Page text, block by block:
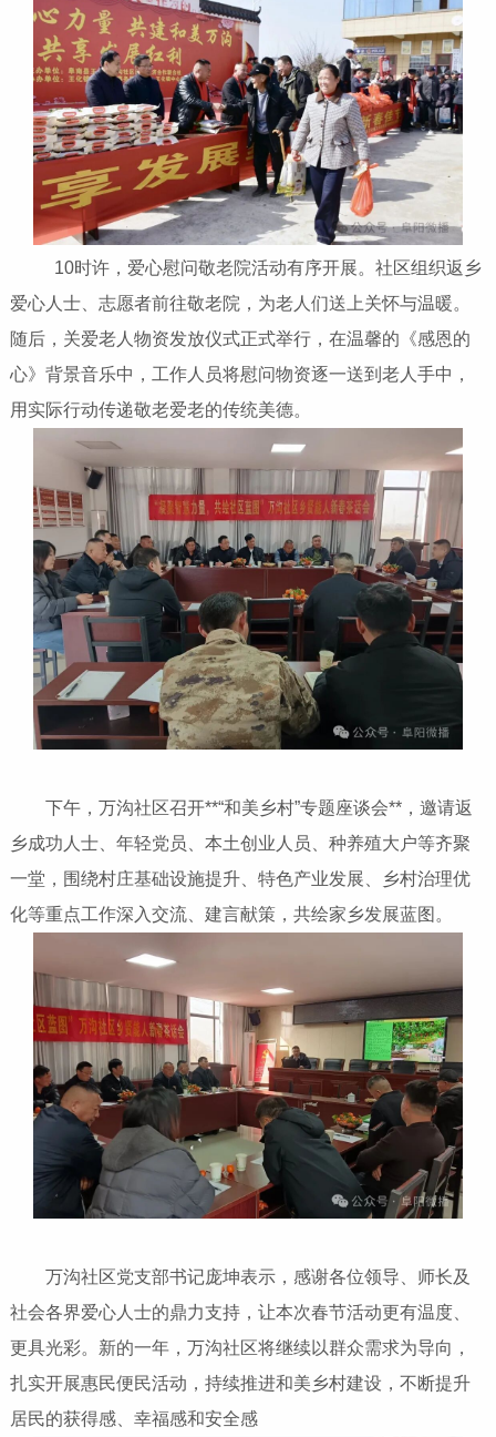
10时许，爱心慰问敬老院活动有序开展。社区组织返乡
爱心人士、志愿者前往敬老院，为老人们送上关怀与温暖。
随后，关爱老人物资发放仪式正式举行，在温馨的《感恩的
心》背景音乐中，工作人员将慰问物资逐一送到老人手中，
用实际行动传递敬老爱老的传统美德。
下午，万沟社区召开**“和美乡村”专题座谈会**，邀请返
乡成功人士、年轻党员、本土创业人员、种养殖大户等齐聚
一堂，围绕村庄基础设施提升、特色产业发展、乡村治理优
化等重点工作深入交流、建言献策，共绘家乡发展蓝图。
万沟社区党支部书记庞坤表示，感谢各位领导、师长及
社会各界爱心人士的鼎力支持，让本次春节活动更有温度、
更具光彩。新的一年，万沟社区将继续以群众需求为导向，
扎实开展惠民便民活动，持续推进和美乡村建设，不断提升
居民的获得感、幸福感和安全感